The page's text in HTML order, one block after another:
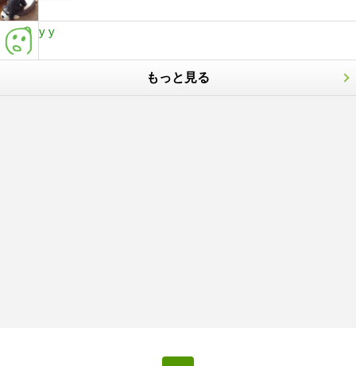
y y
もっと見る